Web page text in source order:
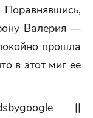
Валерия —
прошла
в этот миг ее
||